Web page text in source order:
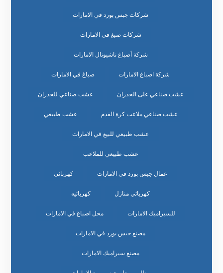
شركات جبس بورد في الامارات
شركات صبغ في الامارات
شركة أصباغ ناشيونال الامارات
شركة اصباغ الامارات صباغ في الامارات
عشب صناعي على الجدران عشب صناعي للجدران
عشب صناعي ملاعب كرة القدم عشب طبيعي
عشب طبيعي للبيع في الامارات
عشب طبيعي للملاعب
عمال جبس بورد في الامارات كهربائي
كهربائي منازل كهربائيه
للسيراميك الامارات محل اصباغ في الامارات
مصنع جبس بورد في الامارات
مصنع سيراميك الامارات